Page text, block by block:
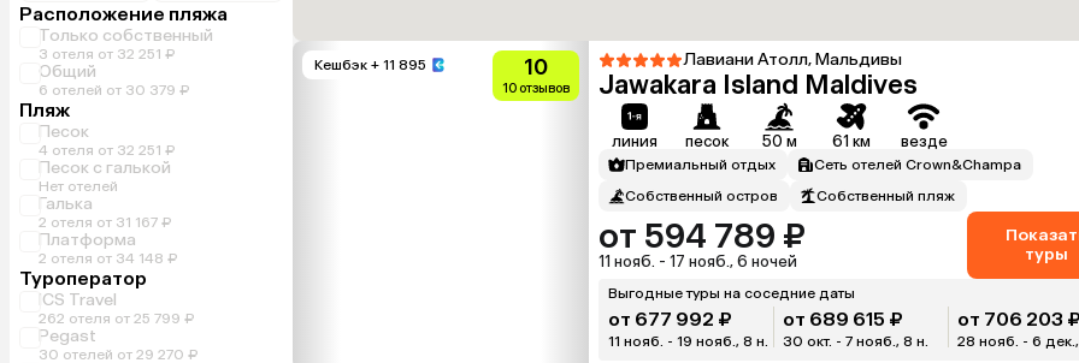
Расположение пляжа
Только собственный
3 отеля от 32 251 ₽
Общий
6 отелей от 30 379 ₽
Пляж
Песок
4 отеля от 32 251 ₽
Песок с галькой
Нет отелей
Галька
2 отеля от 31 167 ₽
Платформа
2 отеля от 34 148 ₽
Туроператор
ICS Travel
262 отеля от 25 799 ₽
Pegast
30 отелей от 29 270 ₽
Кешбэк + 11 895 10
10 отзывов
Лавиани Атолл, Мальдивы
Jawakara Island Maldives
линия песок 50 м 61 км везде
Премиальный отдых
Сеть отелей Crown&Champa
Собственный остров
Собственный пляж
от 594 789 ₽
11 нояб. - 17 нояб., 6 ночей
туры
Выгодные туры на соседние даты
от 677 992 ₽
11 нояб. - 19 нояб., 8 н.
от 689 615 ₽
30 окт. - 7 нояб., 8 н.
от 706 203 ₽
28 нояб. - 6 дек.,